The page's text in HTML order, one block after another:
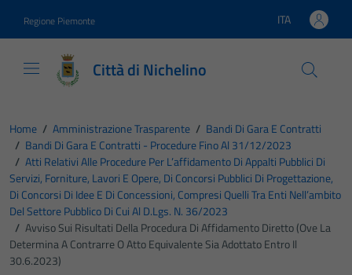
Regione Piemonte Lingua attiva:
ITA
Città di Nichelino
Home / Amministrazione Trasparente / Bandi Di Gara E Contratti
/ Bandi Di Gara E Contratti - Procedure Fino Al 31/12/2023
/ Atti Relativi Alle Procedure Per L’affidamento Di Appalti Pubblici Di
Servizi, Forniture, Lavori E Opere, Di Concorsi Pubblici Di Progettazione,
Di Concorsi Di Idee E Di Concessioni, Compresi Quelli Tra Enti Nell’ambito
Del Settore Pubblico Di Cui Al D.Lgs. N. 36/2023
/ Avviso Sui Risultati Della Procedura Di Affidamento Diretto (ove La
Determina A Contrarre O Atto Equivalente Sia Adottato Entro Il
30.6.2023)